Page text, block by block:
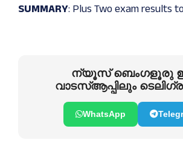
SUMMARY: Plus Two exam results
ന്യൂസ് ബെംഗളൂരു
വാടസ്ആപ്പിലും
WhatsApp